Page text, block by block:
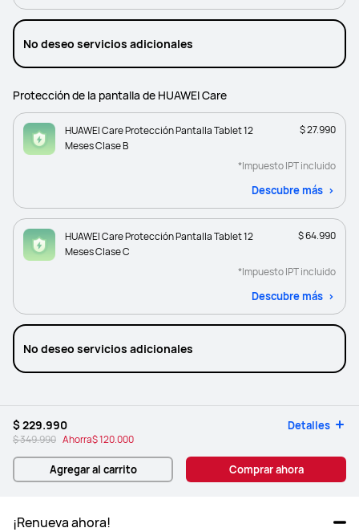
No deseo servicios adicionales
Protección de la pantalla de HUAWEI Care
HUAWEI Care Protección Pantalla Tablet 12
Meses Clase B
$ 27.990
*Impuesto IPT incluido
Descubre más
HUAWEI Care Protección Pantalla Tablet 12
Meses Clase C
$ 64.990
*Impuesto IPT incluido
Descubre más
No deseo servicios adicionales
$ 229.990 Detalles
$ 349.990 Ahorra$ 120.000
Agregar al carrito Comprar ahora
¡Renueva ahora!